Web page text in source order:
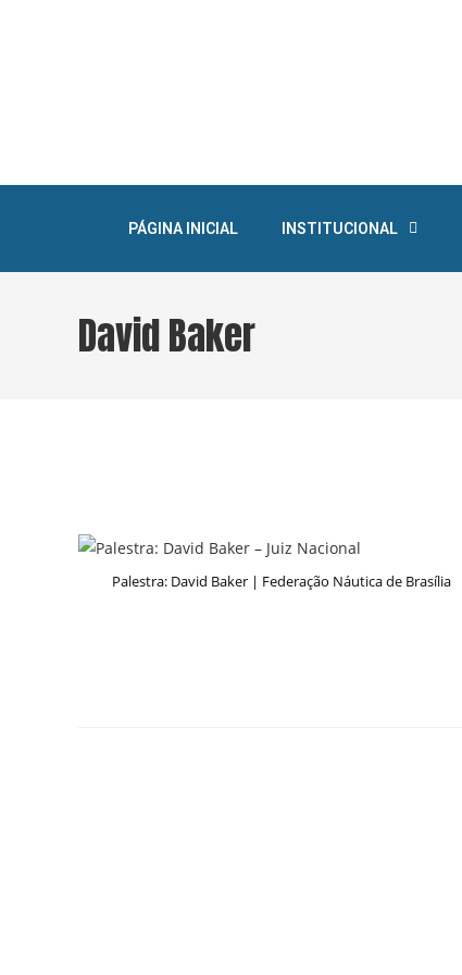
PÁGINA INICIAL INSTITUCIONAL
David Baker
Palestra: David Baker | Federação Náutica de Brasília